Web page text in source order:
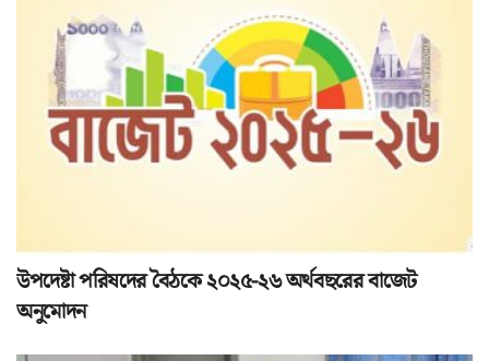
উপদেষ্টা পরিষদের বৈঠকে ২০২৫-২৬ অর্থবছরের বাজেট
অনুমোদন